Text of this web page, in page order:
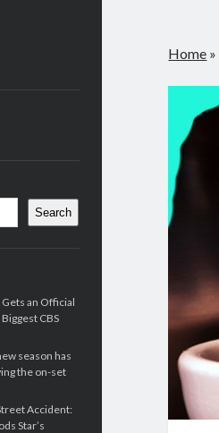
Search
an Official
CBS
season has
the on-set
Accident:
Star’s
Home »